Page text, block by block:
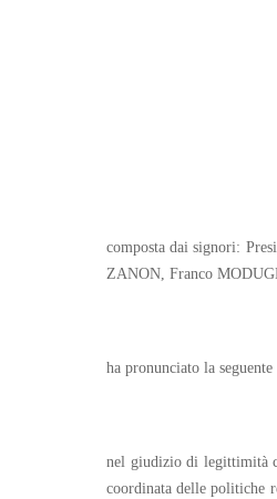
composta dai signori:
ZANON, Franco
ha pronunciato la seguente
nel giudizio di legittimità
coordinata delle politiche